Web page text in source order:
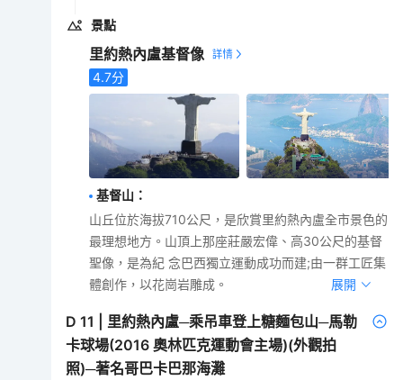
景點
里約熱內盧基督像
4.7分
基督山 ：
山丘位於海拔710公尺，是欣賞里約熱內盧全市景色的
最理想地方。山頂上那座莊嚴宏偉、高30公尺的基督
聖像，是為紀 念巴西獨立運動成功而建;由一群工匠集
體創作，以花崗岩雕成。
展開
D11
里約熱內盧─乘吊車登上糖麵包山─馬勒
卡球場(2016 奧林匹克運動會主場)(外觀拍
照)─著名哥巴卡巴那海灘